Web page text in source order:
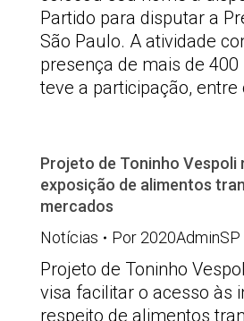
Partido para disputar a
São Paulo. A atividade
presença de mais de 400
teve a participação, entre
Projeto de Toninho Vespoli
exposição de alimentos
mercados
Notícias
Por 2020AdminSP
Projeto de Toninho
visa facilitar o acesso às
respeito de alimentos